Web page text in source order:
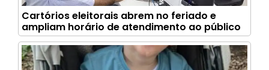
Cartórios eleitorais abrem no feriado e
ampliam horário de atendimento ao público